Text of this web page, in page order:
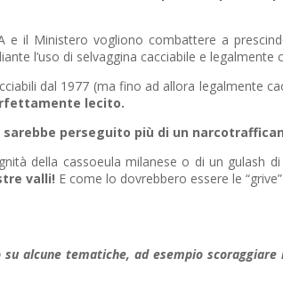
e il Ministero vogliono combattere a
l’uso di selvaggina cacciabile e legalmente
dal 1977 (ma fino ad allora legalmente
lecito.
perseguito più di un
della cassoeula milanese o di un gulash
valli! E come lo dovrebbero essere le
alcune tematiche, ad esempio